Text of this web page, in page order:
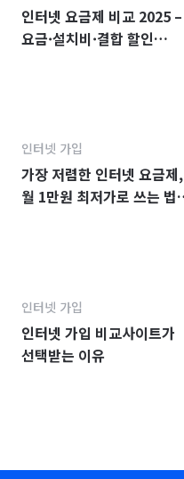
인터넷 요금제 비교 2025 –
요금·설치비·결합 할인
인터넷 가입
가장 저렴한 인터넷 요금제,
월 1만원 최저가로 쓰는 법
인터넷 가입
인터넷 가입 비교사이트가
선택받는 이유